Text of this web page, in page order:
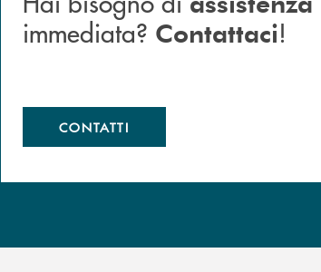
immediata? Contattaci!
CONTATTI